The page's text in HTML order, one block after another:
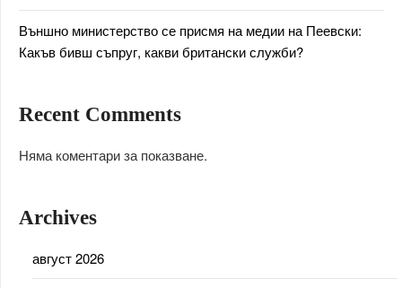
Външно министерство се присмя на медии на Пеевски:
Какъв бивш съпруг, какви британски служби?
Recent Comments
Няма коментари за показване.
Archives
август 2026